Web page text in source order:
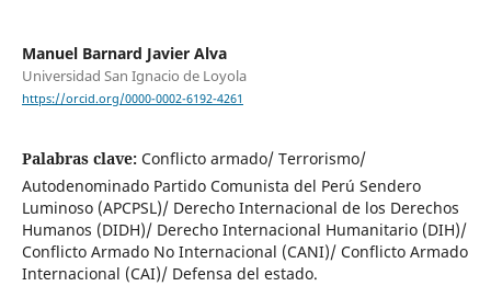
Manuel Barnard Javier Alva
Universidad San Ignacio de Loyola
https://orcid.org/0000-0002-6192-4261
Palabras clave: Conflicto armado/ Terrorismo/
Autodenominado Partido Comunista del Perú Sendero
Luminoso (APCPSL)/ Derecho Internacional de los Derechos
Humanos (DIDH)/ Derecho Internacional Humanitario (DIH)/
Conflicto Armado No Internacional (CANI)/ Conflicto Armado
Internacional (CAI)/ Defensa del estado.